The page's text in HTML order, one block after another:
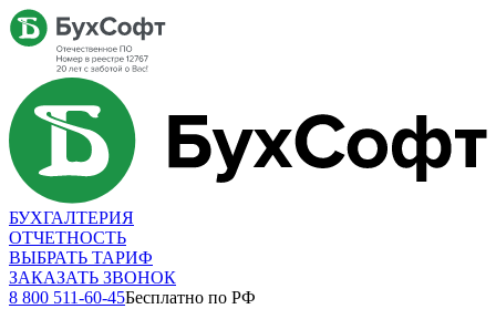
БУХГАЛТЕРИЯ
ОТЧЕТНОСТЬ
ВЫБРАТЬ ТАРИФ
ЗАКАЗАТЬ ЗВОНОК
8 800 511-60-45Бесплатно по РФ